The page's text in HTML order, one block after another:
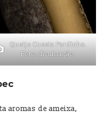
Queijo Cuesta Pardinho.
Foto: divulgação.
aromas de ameixa,